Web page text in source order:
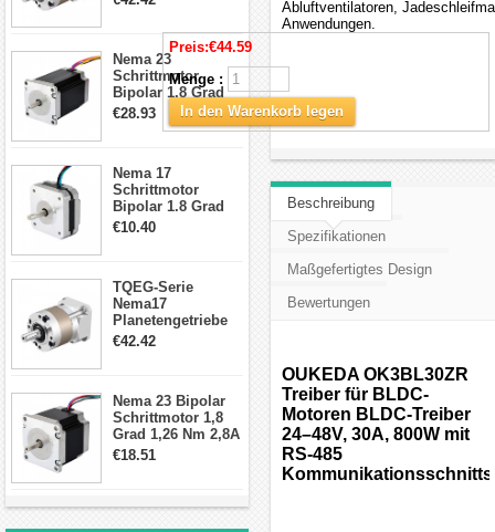
Getriebe
Schrittmotor
Nema 23
Schrittmotor
Bipolar 1,8 Grad
2,83Nm 4 A 2,26V
CNC Hybrid-
€28.93
Nema 17
Schrittmotor
Bipolar 1.8 Grad
8.7Ncm 1A 3.5V 4
€10.40
TQEG-Serie
Nema17
Planetengetriebe
10:1 Spiel 15Arc-
€42.42
Nema 23 Bipolar
Schrittmotor 1,8
Grad 1,26 Nm 2,8A
2,5V 4 Drähte
€18.51
Abluftventilatoren,
Anwendungen.
Preis:€44.59
Menge :
In den Warenkorb legen
Beschreibung
Spezifikationen
Maßgefertigtes Design
Bewertungen
OUKEDA OK3BL30ZR
Treiber für BLDC-
Motoren BLDC-Treiber
24–48V, 30A, 800W mit
RS-485